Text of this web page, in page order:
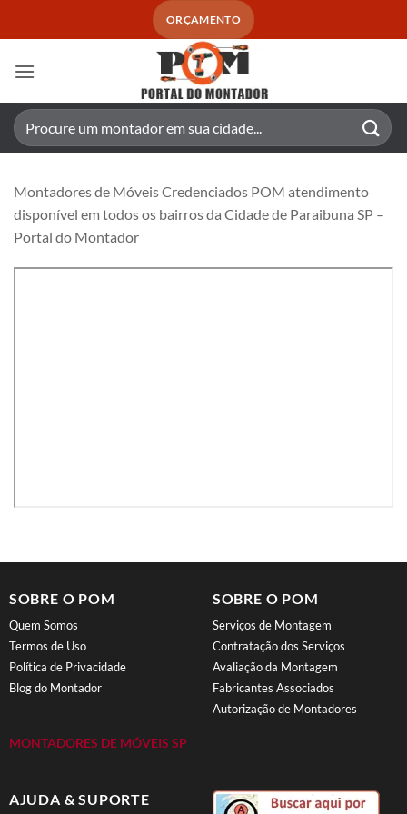
ORÇAMENTO
Pesquisar
por:
Montadores de Móveis Credenciados POM atendimento
disponível em todos os bairros da Cidade de Paraibuna SP –
Portal do Montador
SOBRE O POM
Quem Somos
Termos de Uso
Política de Privacidade
Blog do Montador
MONTADORES DE MÓVEIS SP
SOBRE O POM
Serviços de Montagem
Contratação dos Serviços
Avaliação da Montagem
Fabricantes Associados
Autorização de Montadores
AJUDA & SUPORTE